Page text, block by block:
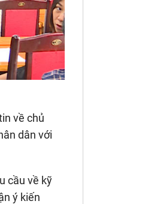
về chủ
dân với
cầu về kỹ
ý kiến